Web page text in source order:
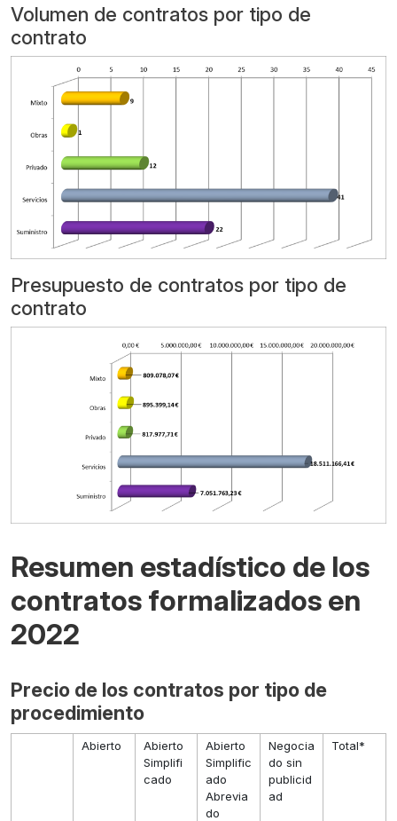
Volumen de contratos por tipo de
contrato
Presupuesto de contratos por tipo de
contrato
Resumen estadístico de los
contratos formalizados en
2022
Precio de los contratos por tipo de
procedimiento
Abierto
Abierto
Simplifi
cado
Abierto
Simplific
ado
Abrevia
do
Negocia
do sin
publicid
ad
Total*